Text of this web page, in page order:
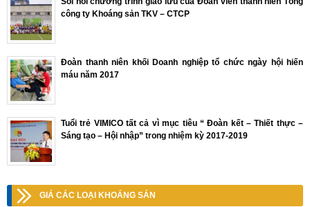
công ty Khoáng sản TKV – CTCP
Đoàn thanh niên khối Doanh nghiệp tổ chức ngày hội hiến
máu năm 2017
Tuổi trẻ VIMICO tất cả vì mục tiêu “ Đoàn kết – Thiết thực –
Sáng tạo – Hội nhập” trong nhiệm kỳ 2017-2019
GIÁ CÁC LOẠI KHOÁNG SẢN